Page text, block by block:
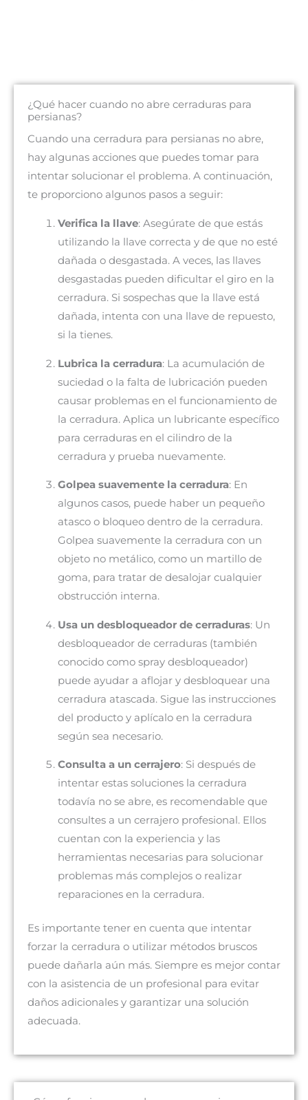
¿Qué hacer cuando no abre cerraduras para
persianas?
Cuando una cerradura para persianas no abre,
hay algunas acciones que puedes tomar para
intentar solucionar el problema. A continuación,
te proporciono algunos pasos a seguir:
Verifica la llave: Asegúrate de que estás
utilizando la llave correcta y de que no esté
dañada o desgastada. A veces, las llaves
desgastadas pueden dificultar el giro en la
cerradura. Si sospechas que la llave está
dañada, intenta con una llave de repuesto,
si la tienes.
Lubrica la cerradura: La acumulación de
suciedad o la falta de lubricación pueden
causar problemas en el funcionamiento de
la cerradura. Aplica un lubricante específico
para cerraduras en el cilindro de la
cerradura y prueba nuevamente.
Golpea suavemente la cerradura: En
algunos casos, puede haber un pequeño
atasco o bloqueo dentro de la cerradura.
Golpea suavemente la cerradura con un
objeto no metálico, como un martillo de
goma, para tratar de desalojar cualquier
obstrucción interna.
Usa un desbloqueador de cerraduras: Un
desbloqueador de cerraduras (también
conocido como spray desbloqueador)
puede ayudar a aflojar y desbloquear una
cerradura atascada. Sigue las instrucciones
del producto y aplícalo en la cerradura
según sea necesario.
Consulta a un cerrajero: Si después de
intentar estas soluciones la cerradura
todavía no se abre, es recomendable que
consultes a un cerrajero profesional. Ellos
cuentan con la experiencia y las
herramientas necesarias para solucionar
problemas más complejos o realizar
reparaciones en la cerradura.
Es importante tener en cuenta que intentar
forzar la cerradura o utilizar métodos bruscos
puede dañarla aún más. Siempre es mejor contar
con la asistencia de un profesional para evitar
daños adicionales y garantizar una solución
adecuada.